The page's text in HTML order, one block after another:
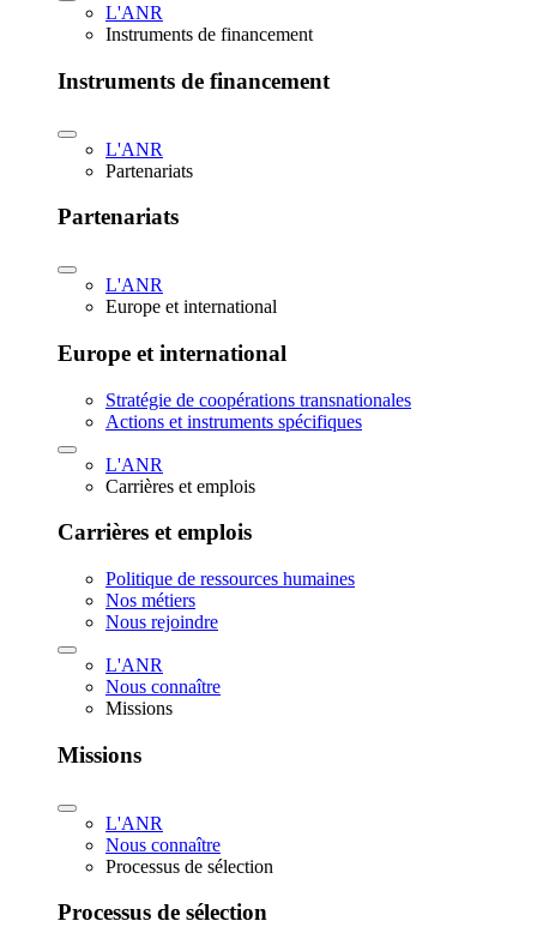
L'ANR
Instruments de financement
Instruments de financement
L'ANR
Partenariats
Partenariats
L'ANR
Europe et international
Europe et international
Stratégie de coopérations transnationales
Actions et instruments spécifiques
L'ANR
Carrières et emplois
Carrières et emplois
Politique de ressources humaines
Nos métiers
Nous rejoindre
L'ANR
Nous connaître
Missions
Missions
L'ANR
Nous connaître
Processus de sélection
Processus de sélection